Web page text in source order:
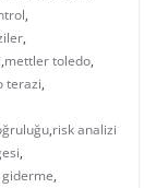
,
,
,mettler toledo,
terazi,
,risk analizi
,
,